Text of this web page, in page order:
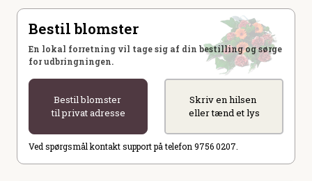
Bestil blomster
En lokal forretning vil tage sig af din bestilling og sørge
for udbringningen.
Bestil blomster
til privat adresse
Skriv en hilsen
eller tænd et lys
Ved spørgsmål kontakt support på telefon 9756 0207.